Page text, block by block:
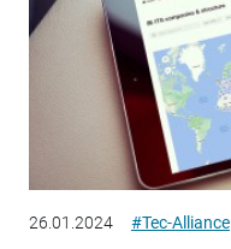
26.01.2024 #Tec-Alliance